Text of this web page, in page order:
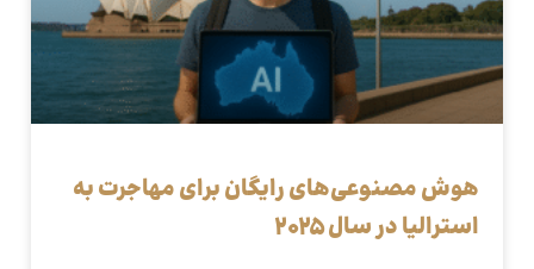
هوش مصنوعی‌های رایگان برای مهاجرت به
استرالیا در سال ۲۰۲۵